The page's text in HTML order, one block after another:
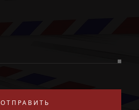
ОТПРАВИТЬ